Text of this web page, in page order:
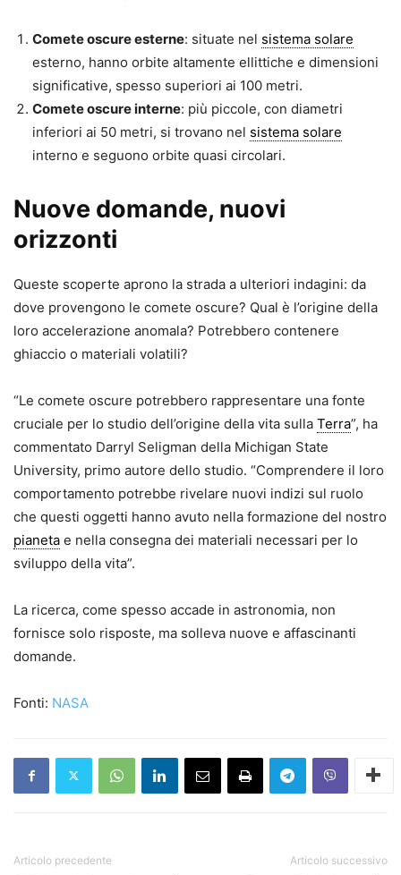
Comete oscure esterne: situate nel sistema solare
esterno, hanno orbite altamente ellittiche e dimensioni
significative, spesso superiori ai 100 metri.
Comete oscure interne: più piccole, con diametri
inferiori ai 50 metri, si trovano nel sistema solare
interno e seguono orbite quasi circolari.
Nuove domande, nuovi
orizzonti
Queste scoperte aprono la strada a ulteriori indagini: da
dove provengono le comete oscure? Qual è l’origine della
loro accelerazione anomala? Potrebbero contenere
ghiaccio o materiali volatili?
“Le comete oscure potrebbero rappresentare una fonte
cruciale per lo studio dell’origine della vita sulla Terra”, ha
commentato Darryl Seligman della Michigan State
University, primo autore dello studio. “Comprendere il loro
comportamento potrebbe rivelare nuovi indizi sul ruolo
che questi oggetti hanno avuto nella formazione del nostro
pianeta e nella consegna dei materiali necessari per lo
sviluppo della vita”.
La ricerca, come spesso accade in astronomia, non
fornisce solo risposte, ma solleva nuove e affascinanti
domande.
Fonti: NASA
Articolo precedente Articolo successivo